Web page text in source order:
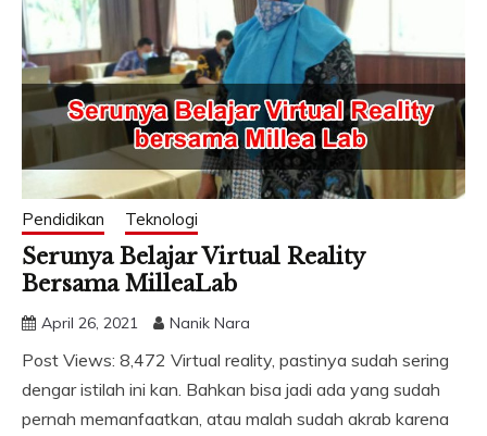
Pendidikan Teknologi
Serunya Belajar Virtual Reality
Bersama MilleaLab
April 26, 2021 Nanik Nara
Post Views: 8,472 Virtual reality, pastinya sudah sering
dengar istilah ini kan. Bahkan bisa jadi ada yang sudah
pernah memanfaatkan, atau malah sudah akrab karena